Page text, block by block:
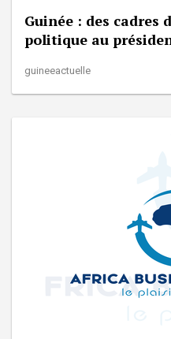
Guinée : des
politique au
guineeactuelle